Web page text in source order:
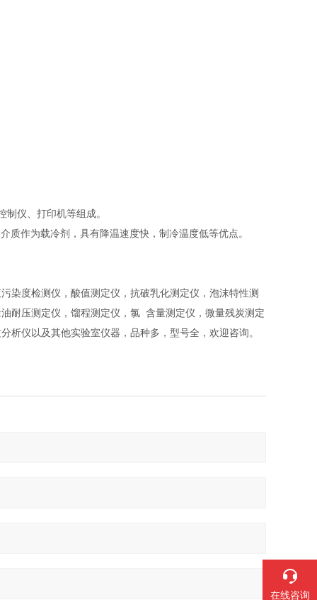
仪、打印机等组成。
作为载冷剂，具有降温速度快，制冷温度低等优点。
染度检测仪，酸值测定仪，抗破乳化测定仪，泡沫特性测
耐压测定仪，馏程测定仪，氯 含量测定仪，微量残炭测定
析仪以及其他实验室仪器，品种多，型号全，欢迎咨询。
在线咨询